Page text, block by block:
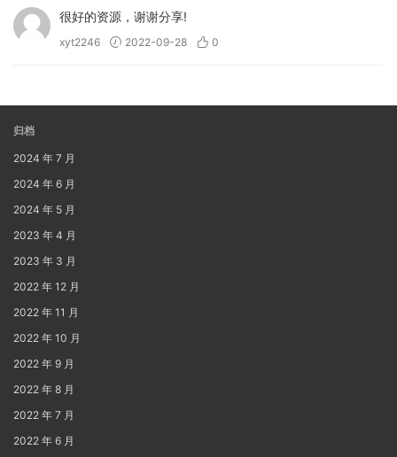
很好的资源，谢谢分享!
xyt2246 2022-09-28 0
归档
2024 年 7 月
2024 年 6 月
2024 年 5 月
2023 年 4 月
2023 年 3 月
2022 年 12 月
2022 年 11 月
2022 年 10 月
2022 年 9 月
2022 年 8 月
2022 年 7 月
2022 年 6 月